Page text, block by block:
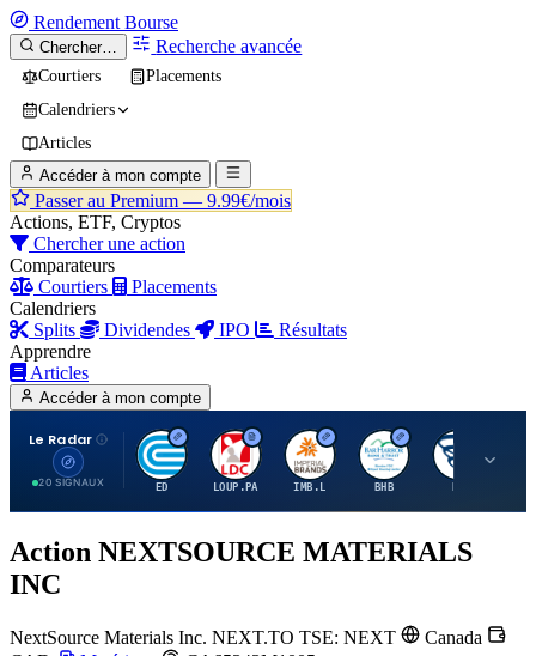
Rendement Bourse
Chercher… Recherche avancée
Courtiers
Placements
Calendriers
Articles
Accéder à mon compte
Passer au Premium — 9.99€/mois
Actions, ETF, Cryptos
Chercher une action
Comparateurs
Courtiers
Placements
Calendriers
Splits
Dividendes IPO
Résultats
Apprendre
Articles
Accéder à mon compte
Le Radar
20 SIGNAUX
C
ED
L
LOUP.PA
I
IMB.L
B
BHB
B
Action NEXTSOURCE MATERIALS
INC
NextSource Materials Inc. NEXT.TO TSE: NEXT
Canada